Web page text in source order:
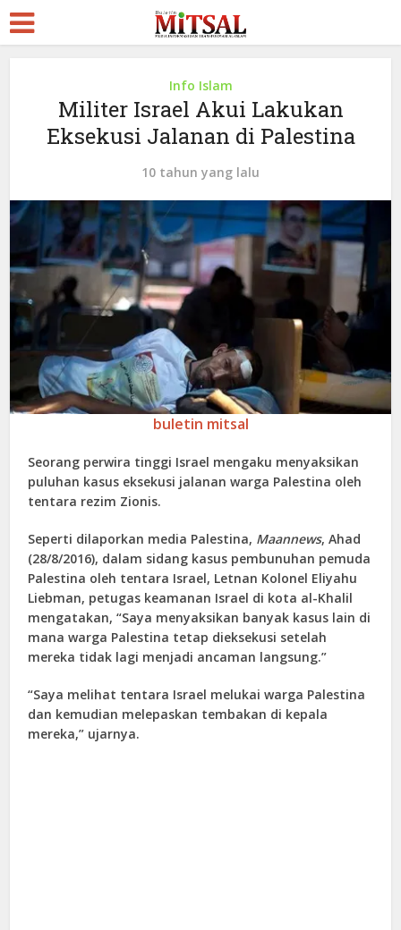
Info Islam
Militer Israel Akui Lakukan
Eksekusi Jalanan di Palestina
10 tahun yang lalu
buletin mitsal
Seorang perwira tinggi Israel mengaku menyaksikan
puluhan kasus eksekusi jalanan warga Palestina oleh
tentara rezim Zionis.
Seperti dilaporkan media Palestina, Maannews, Ahad
(28/8/2016), dalam sidang kasus pembunuhan pemuda
Palestina oleh tentara Israel, Letnan Kolonel Eliyahu
Liebman, petugas keamanan Israel di kota al-Khalil
mengatakan, “Saya menyaksikan banyak kasus lain di
mana warga Palestina tetap dieksekusi setelah
mereka tidak lagi menjadi ancaman langsung.”
“Saya melihat tentara Israel melukai warga Palestina
dan kemudian melepaskan tembakan di kepala
mereka,” ujarnya.